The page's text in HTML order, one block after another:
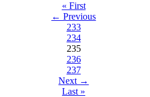
« First
← Previous
233
234
235
236
237
Next →
Last »